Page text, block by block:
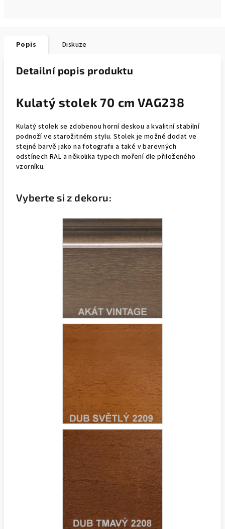
Popis Diskuze
Detailní popis produktu
Kulatý stolek 70 cm VAG238
Kulatý stolek se zdobenou horní deskou a kvalitní stabilní
podnoží ve starožitném stylu. Stolek je možné dodat ve
stejné barvě jako na fotografii a také v barevných
odstínech RAL a několika typech moření dle přiloženého
vzorníku.
Vyberte si z dekoru: